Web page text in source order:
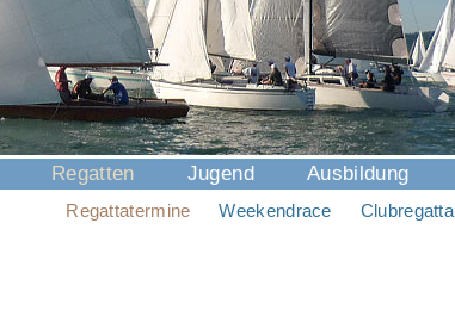
Regatten
Regattatermine Weekendrace Clubregatta
Jugend Ausbildung